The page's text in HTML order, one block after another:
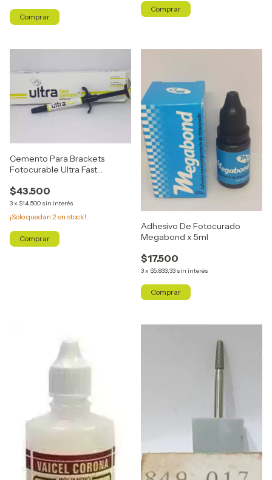
Cemento Para Brackets
Fotocurable Ultra Fast
$43.500
3x $14.500 sin interés
¡Solo quedan 2en stock!
Adhesivo De Fotocurado
Megabond x 5ml
$17.500
3x $5.833,33 sin interés